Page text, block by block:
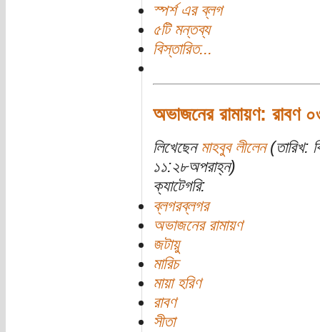
স্পর্শ এর ব্লগ
৫টি মন্তব্য
বিস্তারিত...
অভাজনের রামায়ণ: রাবণ
লিখেছেন মাহবুব লীলেন(তারিখ:
১১:২৮অপরাহ্ন)
ক্যাটেগরি:
ব্লগরব্লগর
অভাজনের রামায়ণ
জটায়ু
মারিচ
মায়া হরিণ
রাবণ
সীতা